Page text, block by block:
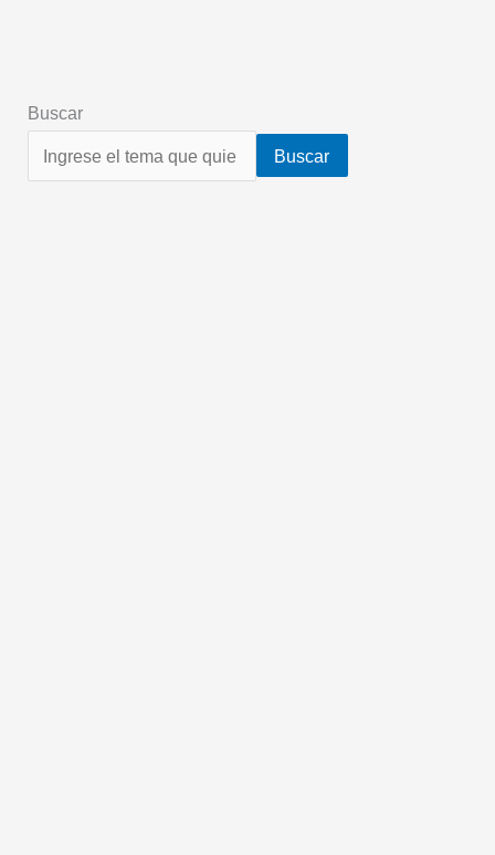
Buscar
Buscar